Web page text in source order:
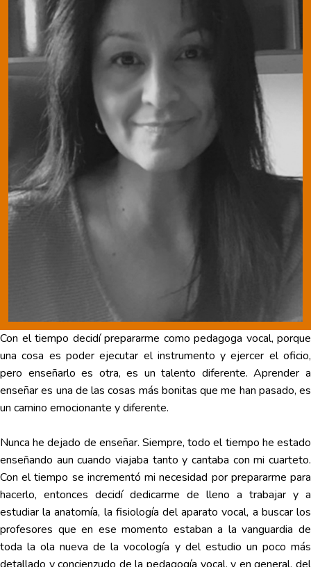
Con el tiempo decidí prepararme como pedagoga vocal, porque
una cosa es poder ejecutar el instrumento y ejercer el oficio,
pero enseñarlo es otra, es un talento diferente. Aprender a
enseñar es una de las cosas más bonitas que me han pasado, es
un camino emocionante y diferente.
Nunca he dejado de enseñar. Siempre, todo el tiempo he estado
enseñando aun cuando viajaba tanto y cantaba con mi cuarteto.
Con el tiempo se incrementó mi necesidad por prepararme para
hacerlo, entonces decidí dedicarme de lleno a trabajar y a
estudiar la anatomía, la fisiología del aparato vocal, a buscar los
profesores que en ese momento estaban a la vanguardia de
toda la ola nueva de la vocología y del estudio un poco más